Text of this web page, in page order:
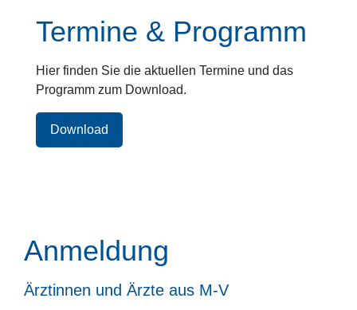
Termine & Programm
Hier finden Sie die aktuellen Termine und das
Programm zum Download.
Download
Anmeldung
Ärztinnen und Ärzte aus M-V